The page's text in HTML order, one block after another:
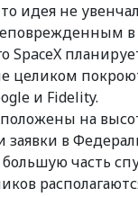
идея не
в
SpaceX
целиком
и Fidelity.
на
заявки в
часть